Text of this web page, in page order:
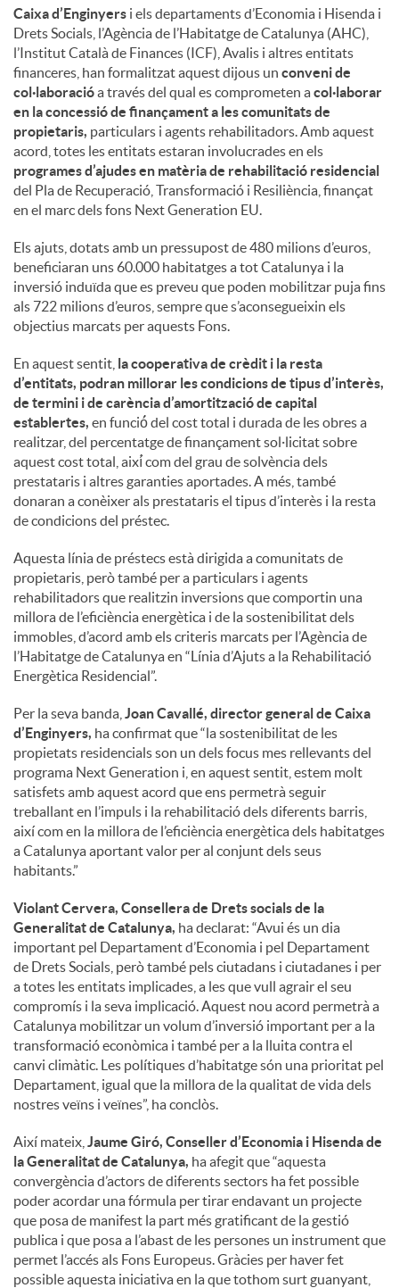
Caixa d’Enginyers i els departaments d’Economia i Hisenda i
Drets Socials, l’Agència de l’Habitatge de Catalunya (AHC),
l’Institut Català de Finances (ICF), Avalis i altres entitats
financeres, han formalitzat aquest dijous un conveni de
col·laboracióa través del qual es comprometen acol·laborar
en la concessió de finançament a les comunitats de
propietaris, particulars i agents rehabilitadors. Amb aquest
acord, totes les entitats estaran involucrades en els
programes d’ajudes en matèria de rehabilitació residencial
del Pla de Recuperació, Transformació i Resiliència, finançat
en el marc dels fons Next Generation EU.
Els ajuts, dotats amb un pressupost de 480 milions d’euros,
beneficiaran uns 60.000 habitatges a tot Catalunya i la
inversió induïda que es preveu que poden mobilitzar puja fins
als 722 milions d’euros, sempre que s’aconsegueixin els
objectius marcats per aquests Fons.
En aquest sentit, la cooperativa de crèdit i la resta
d’entitats, podran millorar les condicions de tipus d’interès,
de termini i de carència d’amortització de capital
establertes, en funció́ del cost total i durada de les obres a
realitzar, del percentatge de finançament sol·licitat sobre
aquest cost total, així́ com del grau de solvència dels
prestataris i altres garanties aportades. A més, també
donaran a conèixer als prestataris el tipus d’interès i la resta
de condicions del préstec.
Aquesta línia de préstecs està dirigida a comunitats de
propietaris, però també per a particulars i agents
rehabilitadors que realitzin inversions que comportin una
millora de l’eficiència energètica i de la sostenibilitat dels
immobles, d’acord amb els criteris marcats per l’Agència de
l’Habitatge de Catalunya en “Línia d’Ajuts a la Rehabilitació
Energètica Residencial”.
Per la seva banda, Joan Cavallé, director general de Caixa
d’Enginyers, ha confirmat que “la sostenibilitat de les
propietats residencials son un dels focus mes rellevants del
programa Next Generation i, en aquest sentit, estem molt
satisfets amb aquest acord que ens permetrà seguir
treballant en l’impuls i la rehabilitació dels diferents barris,
així com en la millora de l’eficiència energètica dels habitatges
a Catalunya aportant valor per al conjunt dels seus
habitants.”
Violant Cervera, Consellera de Drets socials de la
Generalitat de Catalunya, ha declarat: “Avui és un dia
important pel Departament d’Economia i pel Departament
de Drets Socials, però també pels ciutadans i ciutadanes i per
a totes les entitats implicades, a les que vull agrair el seu
compromís i la seva implicació. Aquest nou acord permetrà a
Catalunya mobilitzar un volum d’inversió important per a la
transformació econòmica i també per a la lluita contra el
canvi climàtic. Les polítiques d’habitatge són una prioritat pel
Departament, igual que la millora de la qualitat de vida dels
nostres veïns i veïnes”, ha conclòs.
Així mateix, Jaume Giró, Conseller d’Economia i Hisenda de
la Generalitat de Catalunya, ha afegit que “aquesta
convergència d’actors de diferents sectors ha fet possible
poder acordar una fórmula per tirar endavant un projecte
que posa de manifest la part més gratificant de la gestió
publica i que posa a l’abast de les persones un instrument que
permet l’accés als Fons Europeus. Gràcies per haver fet
possible aquesta iniciativa en la que tothom surt guanyant,